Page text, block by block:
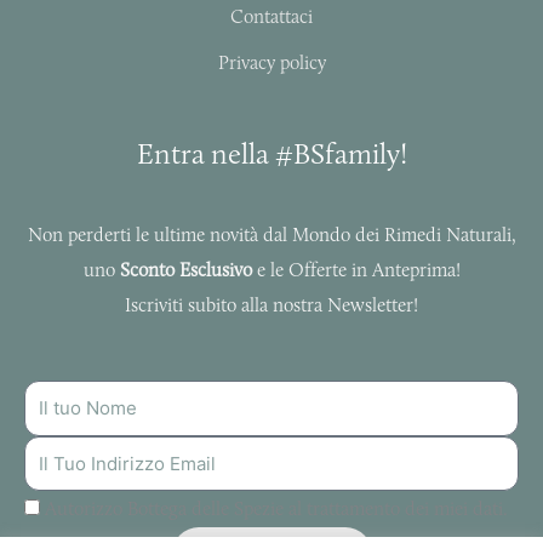
Contattaci
Privacy policy
Entra nella #BSfamily!
Non perderti le ultime novità dal Mondo dei Rimedi Naturali,
uno Sconto Esclusivoe le Offerte in Anteprima!
Iscriviti subito alla nostra Newsletter!
NOME
INDIRIZZO
MAIL